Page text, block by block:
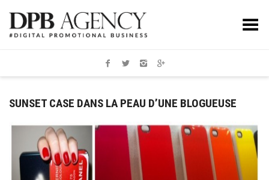
Toggle Menu
SUNSET CASE DANS LA PEAU D’UNE BLOGUEUSE